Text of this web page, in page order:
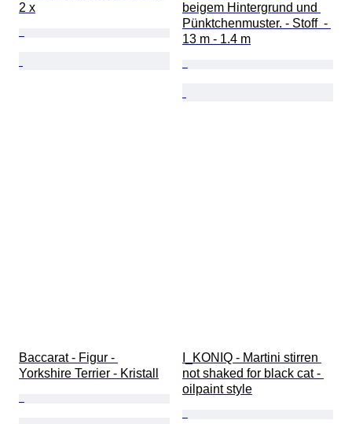
2 x
beigem Hintergrund und
Pünktchenmuster. - Stoff  -
13 m - 1.4 m
Baccarat - Figur -
Yorkshire Terrier - Kristall
I_KONIQ - Martini stirren
not shaked for black cat -
oilpaint style